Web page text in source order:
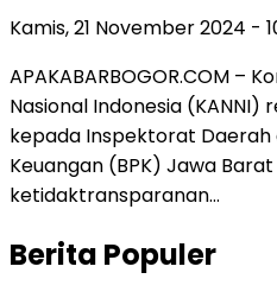
Kamis, 21 November 2024 -
APAKABARBOGOR.COM –
Nasional Indonesia
kepada Inspektorat Daerah
Keuangan (BPK) Jawa
ketidaktransparanan…
Berita Populer